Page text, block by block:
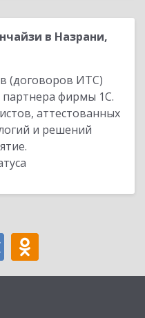
в Назрани,
(договоров ИТС)
фирмы 1С.
аттестованных
и решений